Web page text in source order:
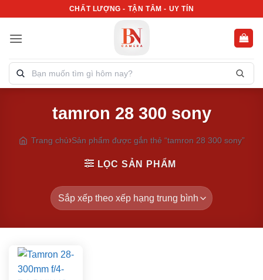
nội
CHẤT LƯỢNG - TẬN TÂM - UY TÍN
Tìm
kiếm
phẩm:tamron 28 300 sony
Trang chủ Sản phẩm được gắn thẻ “tamron 28 300 sony”
LỌC SẢN PHẨM